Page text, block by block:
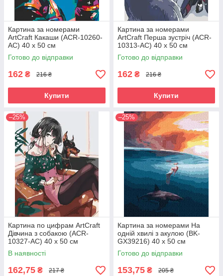
Картина за номерами
ArtCraft Какаши (ACR-10260-
AC) 40 х 50 см
Готово до відправки
162 ₴ 216 ₴
Купити
Картина за номерами
ArtCraft Перша зустріч (ACR-
10313-AC) 40 х 50 см
Готово до відправки
162 ₴ 216 ₴
Купити
–25%
Картина по цифрам ArtCraft
Дівчина з собакою (ACR-
10327-AC) 40 х 50 см
В наявності
162,75 ₴ 217 ₴
–25%
Картина за номерами На
одній хвилі з акулою (BK-
GX39216) 40 х 50 см
Готово до відправки
153,75 ₴ 205 ₴